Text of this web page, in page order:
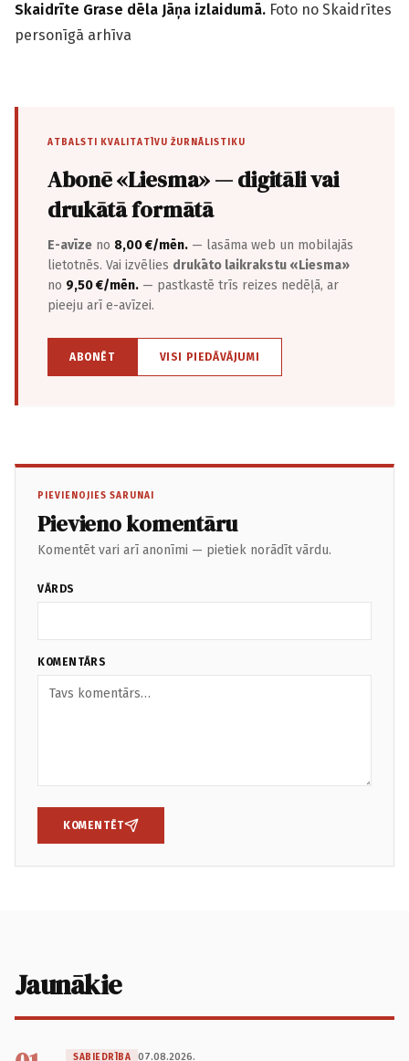
Skaidrīte Grase dēla Jāņa izlaidumā. Foto no Skaidrītes
personīgā arhīva
ATBALSTI KVALITATĪVU ŽURNĀLISTIKU
Abonē «Liesma» — digitāli vai
drukātā formātā
E-avīze no 8,00 €/mēn. — lasāma web un mobilajās
lietotnēs. Vai izvēlies drukāto laikrakstu «Liesma»
no 9,50 €/mēn. — pastkastē trīs reizes nedēļā, ar
pieeju arī e-avīzei.
ABONĒT VISI PIEDĀVĀJUMI
PIEVIENOJIES SARUNAI
Pievieno komentāru
Komentēt vari arī anonīmi — pietiek norādīt vārdu.
VĀRDS
KOMENTĀRS
KOMENTĒT
Jaunākie
SABIEDRĪBA 07.08.2026.